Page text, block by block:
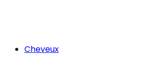
Cheveux